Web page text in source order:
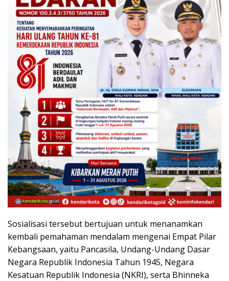
Sosialisasi tersebut bertujuan untuk menanamkan
kembali pemahaman mendalam mengenai Empat Pilar
Kebangsaan, yaitu Pancasila, Undang-Undang Dasar
Negara Republik Indonesia Tahun 1945, Negara
Kesatuan Republik Indonesia (NKRI), serta Bhinneka